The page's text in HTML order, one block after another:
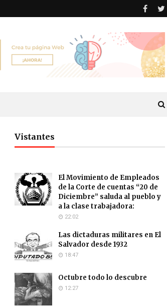
Vistantes
El Movimiento de Empleados
de la Corte de cuentas “20 de
Diciembre” saluda al pueblo y
a la clase trabajadora:
22:02
Las dictaduras militares en El
Salvador desde 1932
18:47
Octubre todo lo descubre
12:27